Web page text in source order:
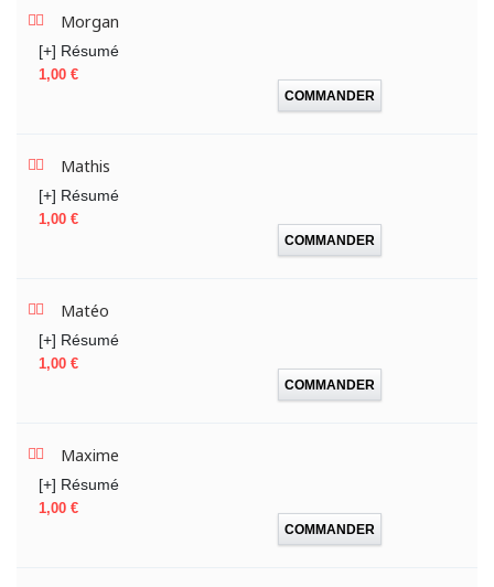
Morgan
[+] Résumé
Prix
1,00 €
COMMANDER
Mathis
[+] Résumé
Prix
1,00 €
COMMANDER
Matéo
[+] Résumé
Prix
1,00 €
COMMANDER
Maxime
[+] Résumé
Prix
1,00 €
COMMANDER